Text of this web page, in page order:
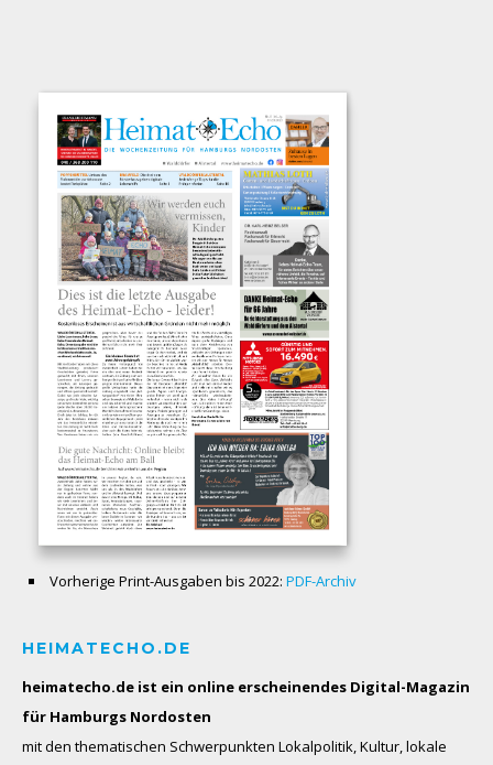
Vorherige Print-Ausgaben bis 2022: PDF-Archiv
HEIMATECHO.DE
heimatecho.de ist ein online erscheinendes Digital-Magazin
für Hamburgs Nordosten
mit den thematischen Schwerpunkten Lokalpolitik, Kultur, lokale